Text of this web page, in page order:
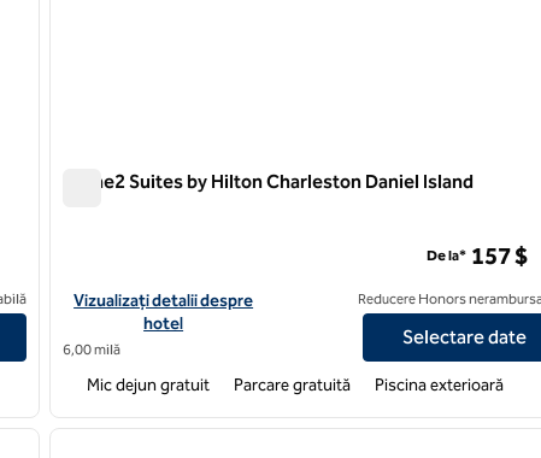
Airport/Convention Center, SC
Home2 Suites by Hilton Charleston Daniel Island
Vizualizați detaliile hotelului pentru Home2 Suites by Hilton
Vizualizați detalii despre
hotel
6,00 milă
De la* 157 $
Reducere Honors
Selectare date
Mic dejun gratuit Parcare gratuită Piscina exterioară
imaginea următoare
1 din 12